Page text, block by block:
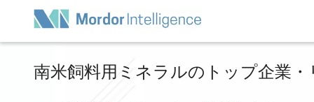
南米飼料用ミネラルのトップ企業